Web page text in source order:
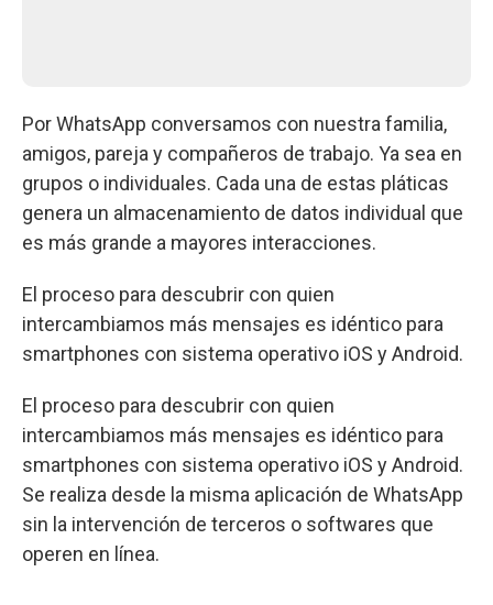
Por WhatsApp conversamos con nuestra familia,
amigos, pareja y compañeros de trabajo. Ya sea en
grupos o individuales. Cada una de estas pláticas
genera un almacenamiento de datos individual que
es más grande a mayores interacciones.
El proceso para descubrir con quien
intercambiamos más mensajes es idéntico para
smartphones con sistema operativo iOS y Android.
El proceso para descubrir con quien
intercambiamos más mensajes es idéntico para
smartphones con sistema operativo iOS y Android.
Se realiza desde la misma aplicación de WhatsApp
sin la intervención de terceros o softwares que
operen en línea.